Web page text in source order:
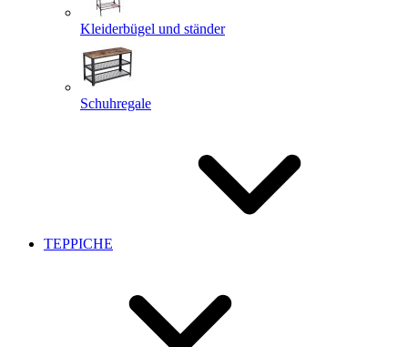
Kleiderbügel und ständer
Schuhregale
TEPPICHE